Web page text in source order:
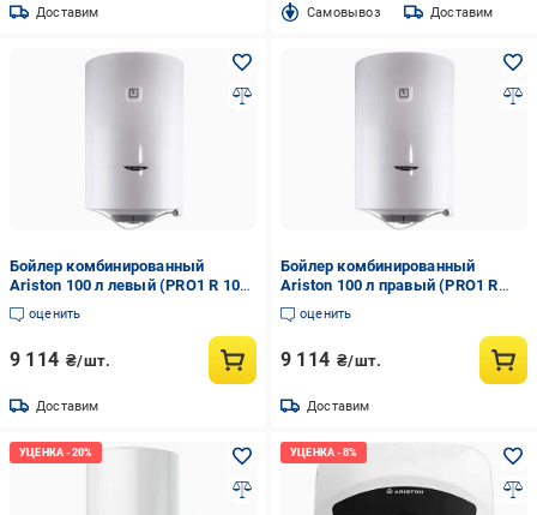
Доставим Cамовывоз Доставим
Бойлер комбинированный
Ariston 100 л левый (PRO1 R 100
VTS 1.8K)
оценить
9 114 ₴/шт.
Доставим
Бойлер комбинированный
Ariston 100 л правый (PRO1 R
100 VTD 1.8K)
оценить
9 114 ₴/шт.
Доставим